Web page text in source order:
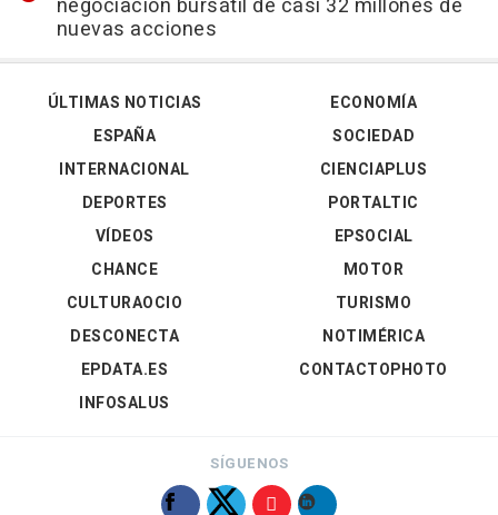
nuevas acciones
ÚLTIMAS NOTICIAS
ESPAÑA
INTERNACIONAL
DEPORTES
VÍDEOS
ECONOMÍA
SOCIEDAD
CIENCIAPLUS
PORTALTIC
EPSOCIAL
CHANCE
CULTURAOCIO
DESCONECTA
EPDATA.ES
INFOSALUS
MOTOR
TURISMO
NOTIMÉRICA
CONTACTOPHOTO
SÍGUENOS